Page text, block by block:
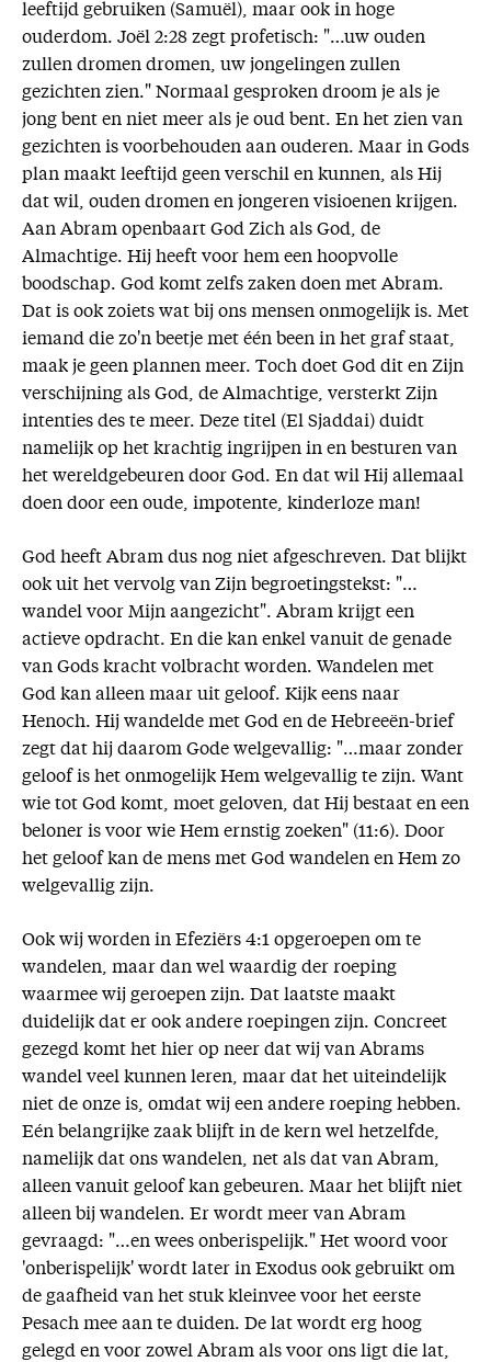
leeftijd gebruiken (Samuël), maar ook in hoge
ouderdom. Joël 2:28 zegt profetisch: "…uw ouden
zullen dromen dromen, uw jongelingen zullen
gezichten zien." Normaal gesproken droom je als je
jong bent en niet meer als je oud bent. En het zien van
gezichten is voorbehouden aan ouderen. Maar in Gods
plan maakt leeftijd geen verschil en kunnen, als Hij
dat wil, ouden dromen en jongeren visioenen krijgen.
Aan Abram openbaart God Zich als God, de
Almachtige. Hij heeft voor hem een hoopvolle
boodschap. God komt zelfs zaken doen met Abram.
Dat is ook zoiets wat bij ons mensen onmogelijk is. Met
iemand die zo'n beetje met één been in het graf staat,
maak je geen plannen meer. Toch doet God dit en Zijn
verschijning als God, de Almachtige, versterkt Zijn
intenties des te meer. Deze titel (El Sjaddai) duidt
namelijk op het krachtig ingrijpen in en besturen van
het wereldgebeuren door God. En dat wil Hij allemaal
doen door een oude, impotente, kinderloze man!
God heeft Abram dus nog niet afgeschreven. Dat blijkt
ook uit het vervolg van Zijn begroetingstekst: "…
wandel voor Mijn aangezicht". Abram krijgt een
actieve opdracht. En die kan enkel vanuit de genade
van Gods kracht volbracht worden. Wandelen met
God kan alleen maar uit geloof. Kijk eens naar
Henoch. Hij wandelde met God en de Hebreeën-brief
zegt dat hij daarom Gode welgevallig: "…maar zonder
geloof is het onmogelijk Hem welgevallig te zijn. Want
wie tot God komt, moet geloven, dat Hij bestaat en een
beloner is voor wie Hem ernstig zoeken" (11:6). Door
het geloof kan de mens met God wandelen en Hem zo
welgevallig zijn.
Ook wij worden in Efeziërs 4:1 opgeroepen om te
wandelen, maar dan wel waardig der roeping
waarmee wij geroepen zijn. Dat laatste maakt
duidelijk dat er ook andere roepingen zijn. Concreet
gezegd komt het hier op neer dat wij van Abrams
wandel veel kunnen leren, maar dat het uiteindelijk
niet de onze is, omdat wij een andere roeping hebben.
Eén belangrijke zaak blijft in de kern wel hetzelfde,
namelijk dat ons wandelen, net als dat van Abram,
alleen vanuit geloof kan gebeuren. Maar het blijft niet
alleen bij wandelen. Er wordt meer van Abram
gevraagd: "…en wees onberispelijk." Het woord voor
'onberispelijk' wordt later in Exodus ook gebruikt om
de gaafheid van het stuk kleinvee voor het eerste
Pesach mee aan te duiden. De lat wordt erg hoog
gelegd en voor zowel Abram als voor ons ligt die lat,